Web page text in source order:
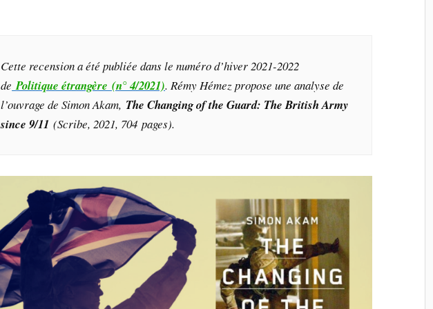
Cette recension a été publiée dans le numéro d’hiver 2021-2022
de Politique étrangère (n° 4/2021). Rémy Hémez propose une analyse de
l’ouvrage de Simon Akam, The Changing of the Guard: The British Army
since 9/11(Scribe, 2021, 704 pages).